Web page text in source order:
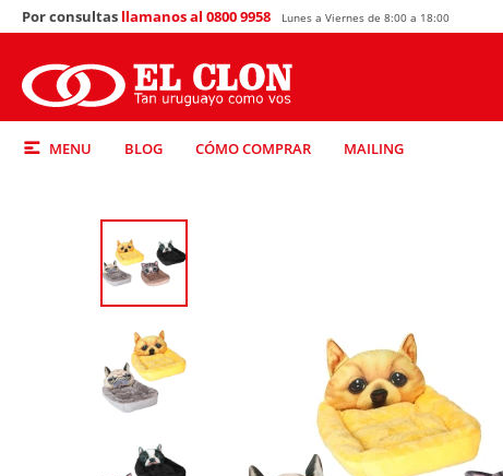
MENU BLOG CÓMO COMPRAR MAILING
Por consultas llamanos al 0800 9958 Lunes a Viernes de 8:00 a 18:00